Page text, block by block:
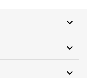


